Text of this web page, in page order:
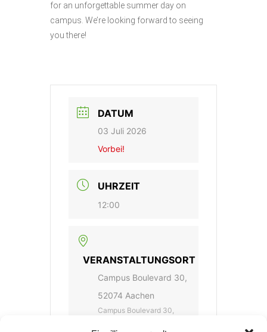
for an unforgettable summer day on
campus. We’re looking forward to seeing
you there!
DATUM
03 Juli 2026
Vorbei!
UHRZEIT
12:00
VERANSTALTUNGSORT
Campus Boulevard 30,
52074 Aachen
Campus Boulevard 30,